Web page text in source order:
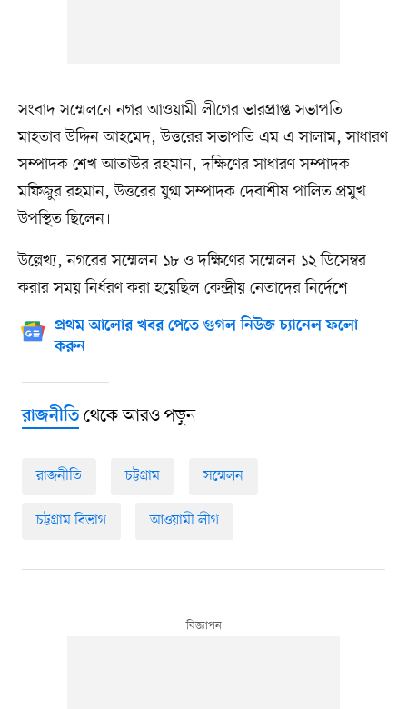
সংবাদ সম্মেলনে নগর আওয়ামী লীগের ভারপ্রাপ্ত সভাপতি
মাহতাব উদ্দিন আহমেদ, উত্তরের সভাপতি এম এ সালাম, সাধারণ
সম্পাদক শেখ আতাউর রহমান, দক্ষিণের সাধারণ সম্পাদক
মফিজুর রহমান, উত্তরের যুগ্ম সম্পাদক দেবাশীষ পালিত প্রমুখ
উপস্থিত ছিলেন।
উল্লেখ্য, নগরের সম্মেলন ১৮ ও দক্ষিণের সম্মেলন ১২ ডিসেম্বর
করার সময় নির্ধরণ করা হয়েছিল কেন্দ্রীয় নেতাদের নির্দেশে।
প্রথম আলোর খবর পেতে গুগল নিউজ চ্যানেল ফলো
করুন
রাজনীতিথেকে আরও পড়ুন
রাজনীতি চট্টগ্রাম সম্মেলন
চট্টগ্রাম বিভাগ আওয়ামী লীগ